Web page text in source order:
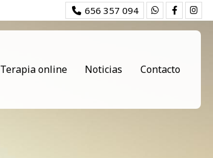
656 357 094
Terapia online Noticias Contacto